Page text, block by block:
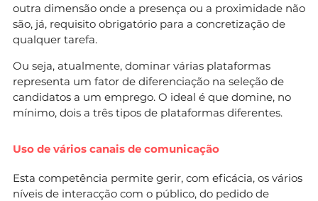
outra dimensão onde a presença ou a proximidade não
são, já, requisito obrigatório para a concretização de
qualquer tarefa.
Ou seja, atualmente, dominar várias plataformas
representa um fator de diferenciação na seleção de
candidatos a um emprego. O ideal é que domine, no
mínimo, dois a três tipos de plataformas diferentes.
Uso de vários canais de comunicação
Esta competência permite gerir, com eficácia, os vários
níveis de interacção com o público, do pedido de